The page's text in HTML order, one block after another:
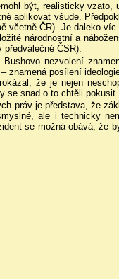
být, realisticky vzato,
aplikovat všude.
včetně ČR). Je daleko
národnostní a
ČSR).
nezvolení
znamená posílení
že je nejen
se snad o to chtěli
práv je představa, že
ale i technicky
se možná obává, že